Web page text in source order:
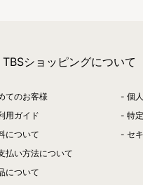
TBSショッピングについて
てのお客様
用ガイド
について
払い方法について
について
個
特
セ